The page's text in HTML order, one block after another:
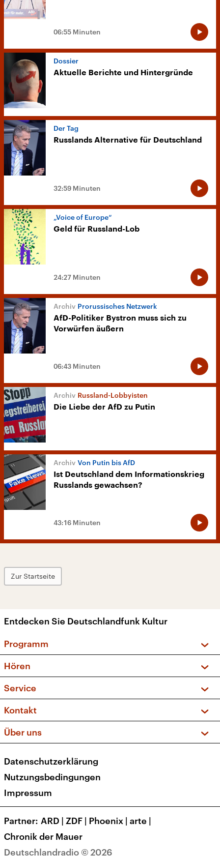
06:55 Minuten
Dossier
Aktuelle Berichte und Hintergründe
Der Tag
Russlands Alternative für Deutschland
32:59 Minuten
„Voice of Europe“
Geld für Russland-Lob
24:27 Minuten
Prorussisches Netzwerk
AfD-Politiker Bystron muss sich zu
Vorwürfen äußern
06:43 Minuten
Russland-Lobbyisten
Die Liebe der AfD zu Putin
Von Putin bis AfD
Ist Deutschland dem Informationskrieg
Russlands gewachsen?
43:16 Minuten
Zur Startseite
Entdecken Sie Deutschlandfunk Kultur
Programm
Sendungen und Podcasts
Musikliste
Kakadu – Das Kinderprogramm
Hören
Frequenzen (UKW + DAB+)
Service
FAQ
Apps
Newsletter
Kontakt
Social Media
Über uns
Presse
Karriere
Transparenz
Deutschlandradio © 2026
Datenschutzerklärung
Nutzungsbedingungen
Impressum
Partner ARD | ZDF | Phoenix | arte |
Chronik der Mauer